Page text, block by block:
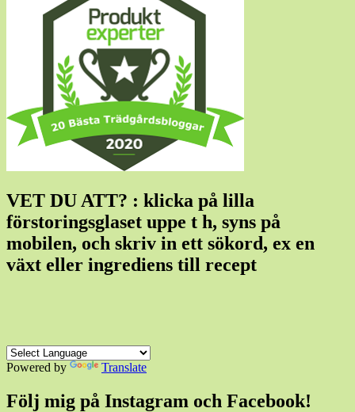
VET DU ATT? : klicka på lilla
förstoringsglaset uppe t h, syns på
mobilen, och skriv in ett sökord, ex en
växt eller ingrediens till recept
Powered by Translate
Följ mig på Instagram och Facebook!